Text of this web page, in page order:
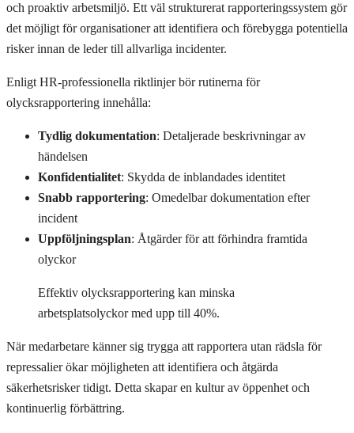
och proaktiv arbetsmiljö. Ett väl strukturerat rapporteringssystem gör
det möjligt för organisationer att identifiera och förebygga potentiella
risker innan de leder till allvarliga incidenter.
Enligt HR-professionella riktlinjer bör rutinerna för
olycksrapportering innehålla:
Tydlig dokumentation: Detaljerade beskrivningar av
händelsen
Konfidentialitet: Skydda de inblandades identitet
Snabb rapportering: Omedelbar dokumentation efter
incident
Uppföljningsplan: Åtgärder för att förhindra framtida
olyckor
Effektiv olycksrapportering kan minska
arbetsplatsolyckor med upp till 40%.
När medarbetare känner sig trygga att rapportera utan rädsla för
repressalier ökar möjligheten att identifiera och åtgärda
säkerhetsrisker tidigt. Detta skapar en kultur av öppenhet och
kontinuerlig förbättring.